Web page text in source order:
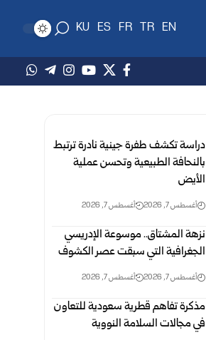
EN
TR
FR
ES
KU
دراسة تكشف طفرة جينية نادرة ترتبط
بالنحافة الطبيعية وتحسن عملية
الأيض
أغسطس 7, 2026 أغسطس 7, 2026
نزهة المشتاق.. موسوعة الإدريسي
الجغرافية التي سبقت عصر الكشوف
أغسطس 7, 2026 أغسطس 7, 2026
مذكرة تفاهم قطرية سعودية للتعاون
في مجالات السلامة النووية